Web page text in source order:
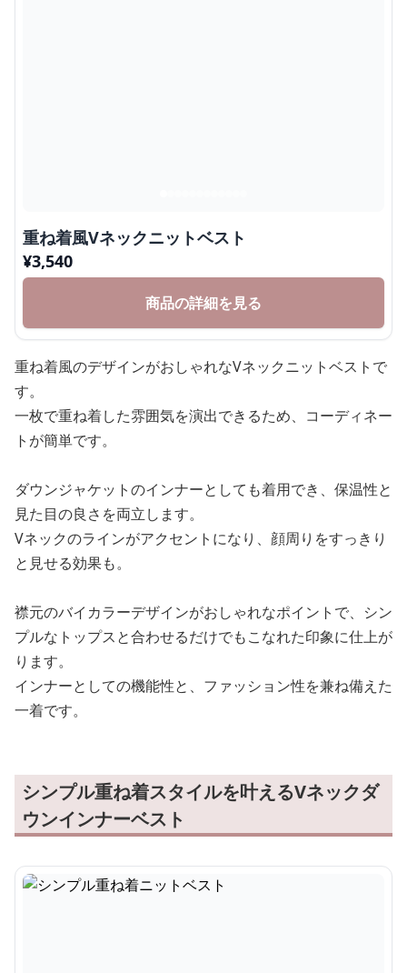
重ね着風Vネックニットベスト
¥3,540
商品の詳細を見る
重ね着風のデザインがおしゃれなVネックニットベストで
す。
一枚で重ね着した雰囲気を演出できるため、コーディネー
トが簡単です。
ダウンジャケットのインナーとしても着用でき、保温性と
見た目の良さを両立します。
Vネックのラインがアクセントになり、顔周りをすっきり
と見せる効果も。
襟元のバイカラーデザインがおしゃれなポイントで、シン
プルなトップスと合わせるだけでもこなれた印象に仕上が
ります。
インナーとしての機能性と、ファッション性を兼ね備えた
一着です。
シンプル重ね着スタイルを叶えるVネックダ
ウンインナーベスト